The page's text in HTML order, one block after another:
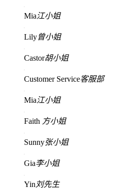
Mia江小姐
Lily曾小姐
Castor胡小姐
Customer Service客服部
Mia江小姐
Faith 方小姐
Sunny张小姐
Gia李小姐
Yin 刘先生